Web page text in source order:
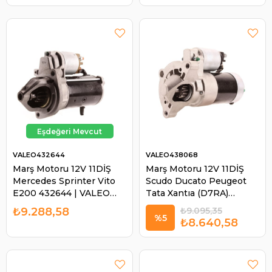
Marş Motoru 12V 11DİŞ
Mercedes Sprinter Vito
E200 432644 | VALEO
432644
VALEO432644
₺9.288,58
Marş Motoru 12V 11DİŞ
Scudo Ducato Peugeot
Tata Xantıa (D7RA)
438068 | VALEO 438068
VALEO438068
₺8.640,58
₺9.095,35
%5